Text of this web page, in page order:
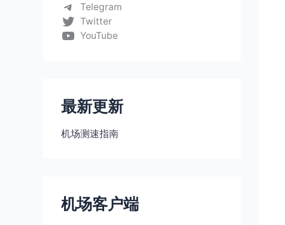
Telegram
Twitter
YouTube
最新更新
机场测速指南
机场客户端